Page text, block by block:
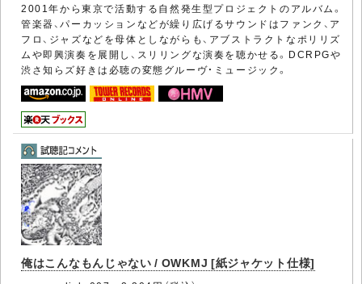
2001年から東京で活動する自然発生型プロジェクトのアルバム。
管楽器、パーカッションなどが繰り広げるサウンドはファンク、ア
フロ、ジャズなどを母体としながらも、アブストラクトなポリリズ
ムや即興演奏を展開し、スリリングな演奏を聴かせる。DCRPGや
渋さ知らズ好きは必聴の変態グルーヴ・ミュージック。
俺はこんなもんじゃない / OWKMJ [紙ジャケット仕様]